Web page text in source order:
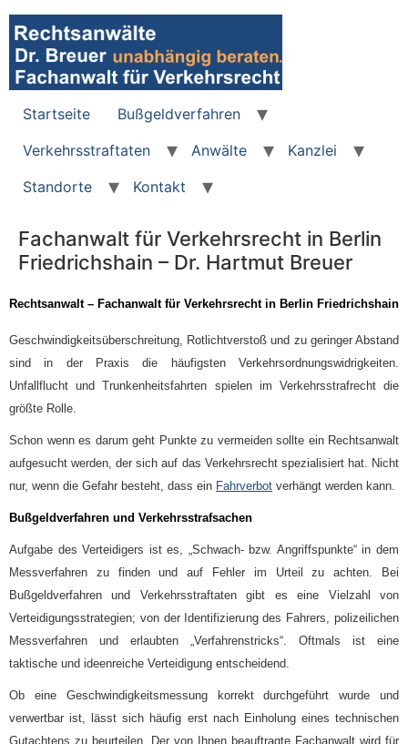
Zum
Inhalt
wechseln
Startseite
Bußgeldverfahren
Verkehrsstraftaten
Anwälte
Kanzlei
Standorte
Kontakt
Fachanwalt für Verkehrsrecht in Berlin
Friedrichshain – Dr. Hartmut Breuer
Rechtsanwalt – Fachanwalt für Verkehrsrecht in Berlin Friedrichshain
Geschwindigkeitsüberschreitung, Rotlichtverstoß und zu geringer Abstand
sind in der Praxis die häufigsten Verkehrsordnungswidrigkeiten.
Unfallflucht und Trunkenheitsfahrten spielen im Verkehrsstrafrecht die
größte Rolle.
Schon wenn es darum geht Punkte zu vermeiden sollte ein Rechtsanwalt
aufgesucht werden, der sich auf das Verkehrsrecht spezialisiert hat. Nicht
nur, wenn die Gefahr besteht, dass ein Fahrverbot verhängt werden kann.
Bußgeldverfahren und Verkehrsstrafsachen
Aufgabe des Verteidigers ist es, „Schwach- bzw. Angriffspunkte“ in dem
Messverfahren zu finden und auf Fehler im Urteil zu achten.
Bei
Bußgeldverfahren und Verkehrsstraftaten gibt es eine Vielzahl von
Verteidigungsstrategien; von der Identifizierung des Fahrers, polizeilichen
Messverfahren und erlaubten „Verfahrenstricks“. Oftmals ist eine
taktische und ideenreiche Verteidigung entscheidend.
Ob eine Geschwindigkeitsmessung korrekt durchgeführt wurde und
verwertbar ist, lässt sich häufig erst nach Einholung eines technischen
Gutachtens zu beurteilen. Der von Ihnen beauftragte Fachanwalt wird für